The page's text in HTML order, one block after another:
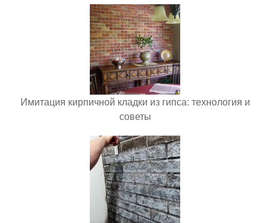
Имитация кирпичной кладки из гипса: технология и
советы